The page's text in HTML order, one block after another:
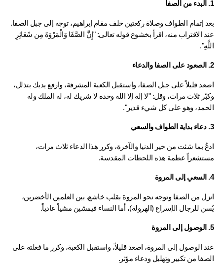
بعد إتمام الطواف وصلاة ركعتين خلف مقام إبراهيم، توجه إلى جبل الصفا.
عند الاقتراب منه، اقرأ بخشوع قوله تعالى: "إِنَّ الصَّفَا وَالْمَرْوَةَ مِن شَعَائِرِ
اصعد قليلاً على جبل الصفا، واستقبل الكعبة المشرفة، وارفع يديك بتذلل،
وكبّر ثلاث مرات، وقل: "لا إله إلا الله وحده لا شريك له، له الملك وله
وهو على كل شيء قدير".
ادعُ بما شئت من خير الدنيا والآخرة، وكرر هذا الدعاء ثلاث مرات،
عظمة هذه اللحظات المقدسة.
انزل من الصفا وتوجه نحو المروة بقلب خاشع. بين العلمين الأخضرين،
للرجال الإسراع (الهرولة)، أما النساء فيمشين مشياً عادياً.
عند الوصول إلى المروة، اصعد قليلاً، واستقبل الكعبة، وكرر ما فعلته على
من تكبير وتهليل ودعاء مؤثر.